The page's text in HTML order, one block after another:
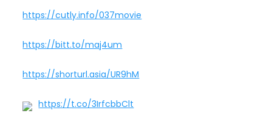
https://cutly.info/037movie
https://bitt.to/maj4um
https://shorturl.asia/UR9hM
https://t.co/3IrfcbbClt